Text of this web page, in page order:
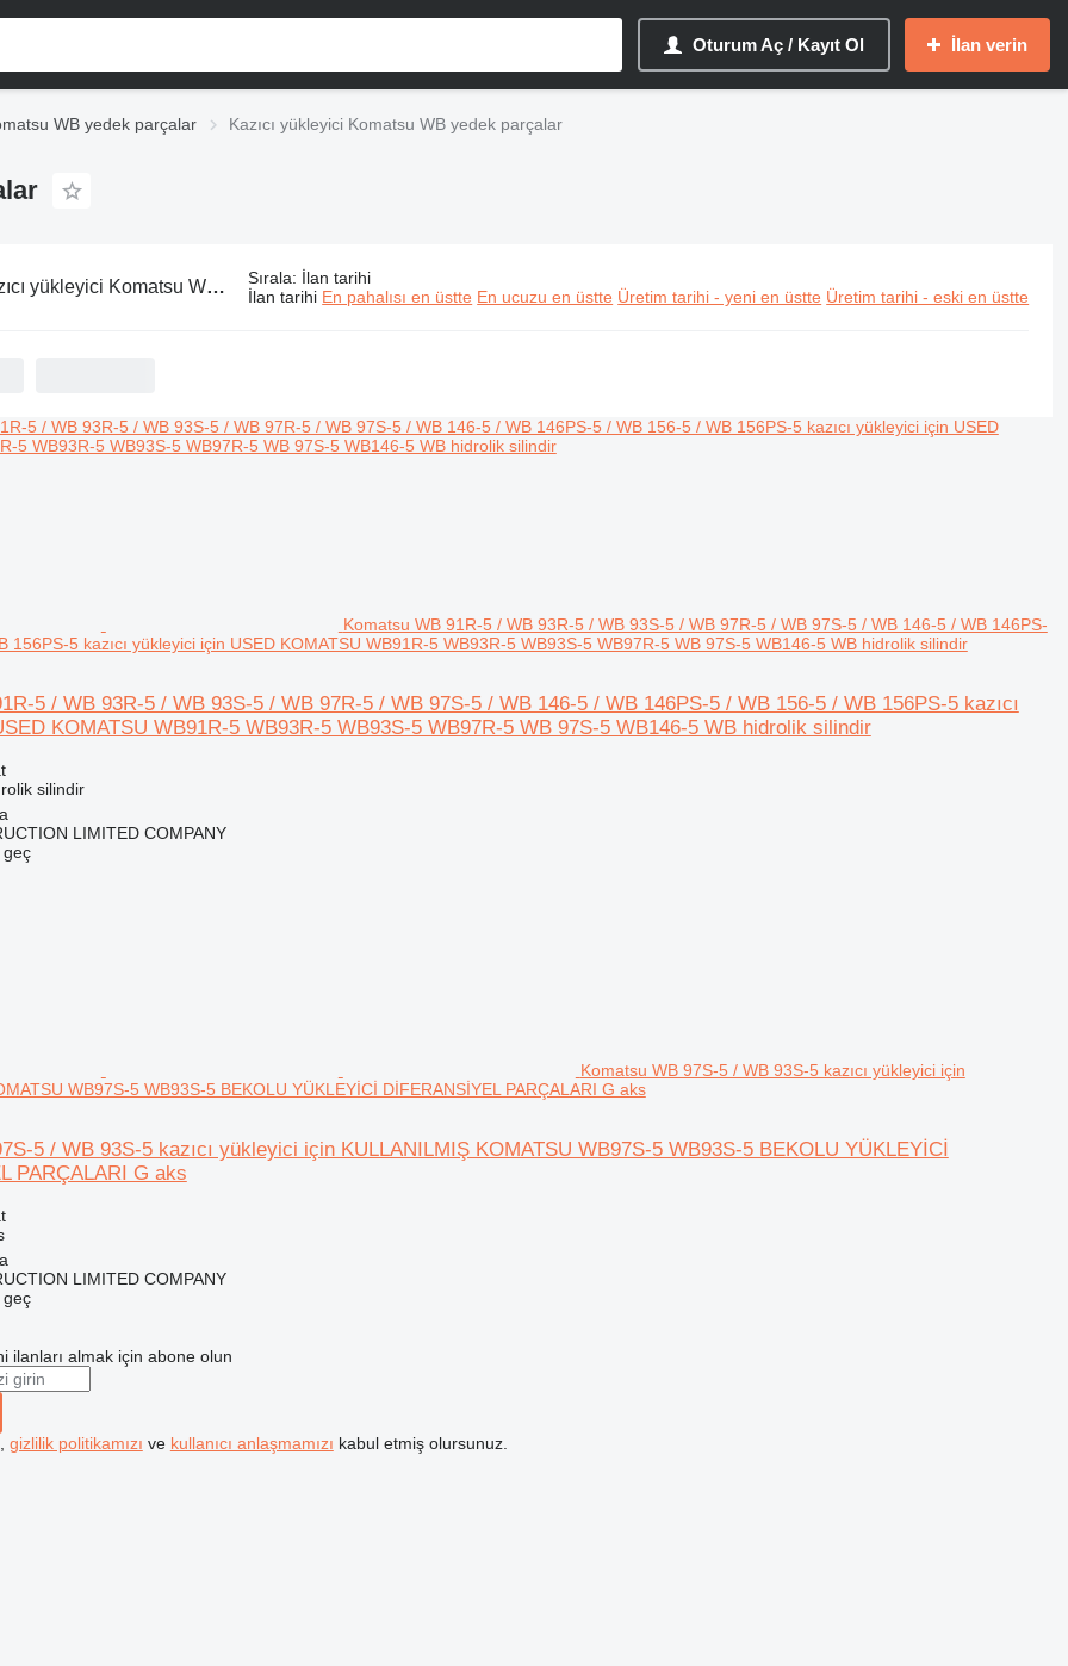
Oturum Aç / Kayıt Ol İlan verin
WB yedek parçalar Kazıcı yükleyici Komatsu WB yedek parçalar
yükleyici Komatsu WB yedek parçalar Sırala: İlan tarihi
İlan tarihi En pahalısı en üstte En ucuzu en üstte Üretim tarihi - yeni en üstte Üretim tarihi - eski en üstte
Komatsu WB 91R-5 / WB 93R-5 / WB 93S-5 / WB 97R-5 / WB 97S-5 / WB 146-5 / WB 146PS-
156PS-5 kazıcı yükleyici için USED KOMATSU WB91R-5 WB93R-5 WB93S-5 WB97R-5 WB 97S-5 WB146-5 WB hidrolik silindir
5 / WB 93R-5 / WB 93S-5 / WB 97R-5 / WB 97S-5 / WB 146-5 / WB 146PS-5 / WB 156-5 / WB 156PS-5 kazıcı
KOMATSU WB91R-5 WB93R-5 WB93S-5 WB97R-5 WB 97S-5 WB146-5 WB hidrolik silindir
silindir
LIMITED COMPANY
geç
Komatsu WB 97S-5 / WB 93S-5 kazıcı yükleyici için
WB97S-5 WB93S-5 BEKOLU YÜKLEYİCİ DİFERANSİYEL PARÇALARI G aks
5 / WB 93S-5 kazıcı yükleyici için KULLANILMIŞ KOMATSU WB97S-5 WB93S-5 BEKOLU YÜKLEYİCİ
PARÇALARI G aks
LIMITED COMPANY
geç
ilanları almak için abone olun
gizlilik politikamızı ve kullanıcı anlaşmamızı kabul etmiş olursunuz.